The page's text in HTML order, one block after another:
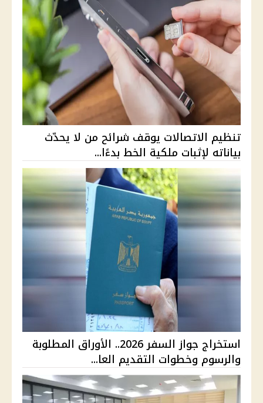
تنظيم الاتصالات يوقف شرائح من لا يحدّث
بياناته لإثبات ملكية الخط بدءًا...
استخراج جواز السفر 2026.. الأوراق المطلوبة
والرسوم وخطوات التقديم العا...